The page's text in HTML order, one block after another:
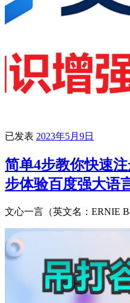
已发表 2023年5月9日
简单4步教你快速
步体验百度强大语
文心一言（英文名：ERNIE